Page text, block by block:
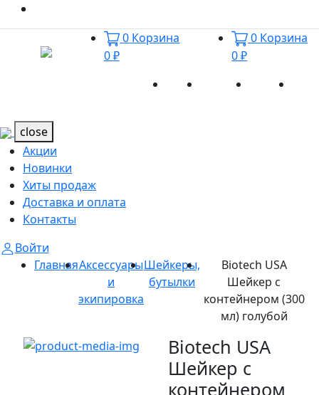
0 Корзина
0 ₽
0 Корзина
0 ₽
Акции Новинки
close
Акции
Новинки
Хиты продаж
Доставка и оплата
Контакты
Войти
ГлавнаяАксессуары
и
экипировка
Шейкеры,
бутылки
Biotech USA
Шейкер с
контейнером (300
мл) голубой
Biotech USA
Шейкер с
контейнером